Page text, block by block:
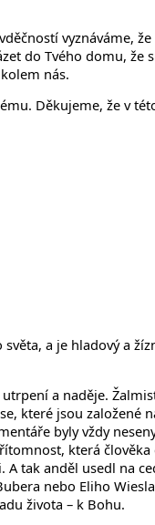
vyznáváme,
do Tvého domu, že
nás.
Děkujeme, že v
a je hladový a
a naděje.
které jsou založené
byly vždy
která
tak anděl usedl na
nebo Eliho
života – k Bohu.